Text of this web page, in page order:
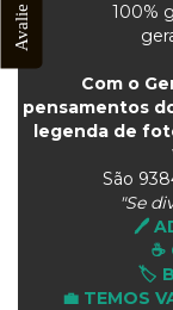
100%
Com o
pensamentos
legenda de
São
"Se
🖊️
🏷️
💼 TEMOS
Avalie